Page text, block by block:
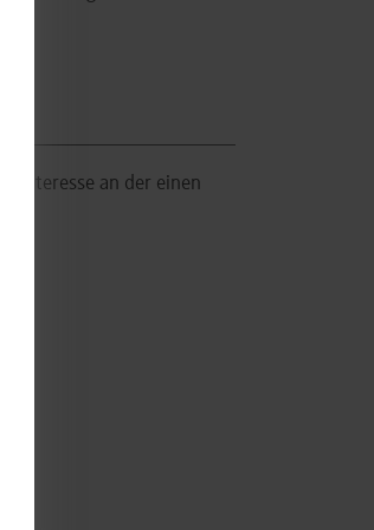
Interesse an der einen